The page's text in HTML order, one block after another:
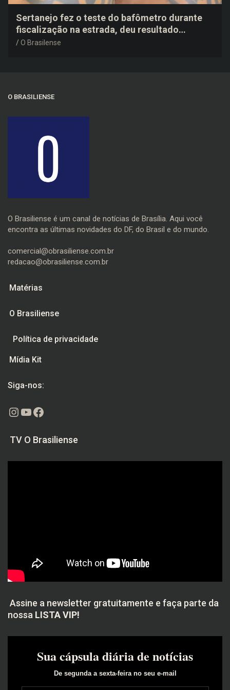
Sertanejo fez o teste do bafômetro durante
fiscalização na estrada, deu resultado
negativo e elogiou o trabalho dos agentes de
O Brasilense
O BRASILIENSE
O Brasiliense é um canal de notícias de Brasília. Aqui você
encontra as últimas novidades do DF, do Brasil e do mundo.
comercial@obrasiliense.com.br
redacao@obrasiliense.com.br
Matérias
O Brasiliense
Política de privacidade
Mídia Kit
Siga-nos:
Instagram
Youtube
Facebook
TV O Brasiliense
Assine a newsletter gratuitamente e faça parte da
nossa LISTA VIP!
Sua cápsula diária de notícias
De segunda a sexta-feira no seu e-mail